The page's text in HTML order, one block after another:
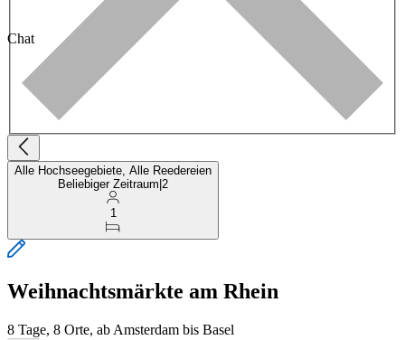
Chat
Alle Hochseegebiete, Alle Reedereien
Beliebiger Zeitraum 2
1
Weihnachtsmärkte am Rhein
8 Tage, 8 Orte, ab Amsterdam bis Basel